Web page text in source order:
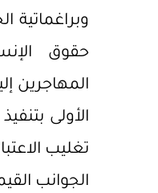
وبراغماتية
حقوق
المهاجرين
الأولى
تغليب
الجوانب